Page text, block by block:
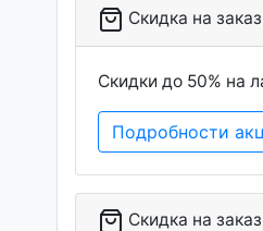
Скидка на
Скидки до 50% на
Подробности
Скидка на